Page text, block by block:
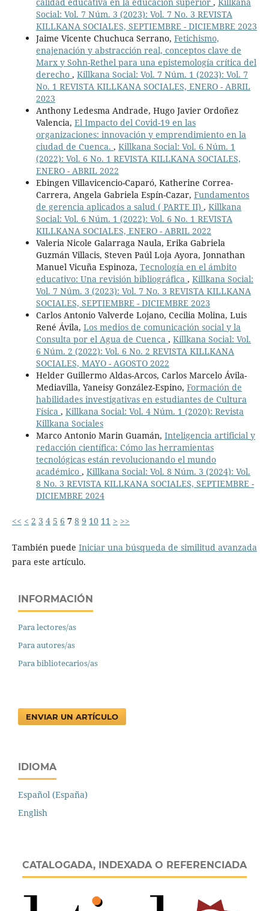
Social: Vol. 7 Núm. 3 (2023): Vol. 7 No. 3 REVISTA
KILLKANA SOCIALES, SEPTIEMBRE - DICIEMBRE 2023
Jaime Vicente Chuchuca Serrano, Fetichismo,
enajenación y abstracción real, conceptos clave de
Marx y Sohn-Rethel para una epistemología crítica del
derecho , Killkana Social: Vol. 7 Núm. 1 (2023): Vol. 7
No. 1 REVISTA KILLKANA SOCIALES, ENERO - ABRIL
2023
Anthony Ledesma Andrade, Hugo Javier Ordoñez
Valencia, El Impacto del Covid-19 en las
organizaciones: innovación y emprendimiento en la
ciudad de Cuenca. , Killkana Social: Vol. 6 Núm. 1
(2022): Vol. 6 No. 1 REVISTA KILLKANA SOCIALES,
ENERO - ABRIL 2022
Ebingen Villavicencio-Caparó, Katherine Correa-
Carrera, Angela Gabriela Espín-Cazar, Fundamentos
de gerencia aplicados a salud ( PARTE II) , Killkana
Social: Vol. 6 Núm. 1 (2022): Vol. 6 No. 1 REVISTA
KILLKANA SOCIALES, ENERO - ABRIL 2022
Valeria Nicole Galarraga Naula, Erika Gabriela
Guzmán Villacis, Steven Paúl Loja Ayora, Jonnathan
Manuel Vicuña Espinoza, Tecnología en el ámbito
educativo: Una revisión bibliográfica , Killkana Social:
Vol. 7 Núm. 3 (2023): Vol. 7 No. 3 REVISTA KILLKANA
SOCIALES, SEPTIEMBRE - DICIEMBRE 2023
Carlos Antonio Valverde Lojano, Cecilia Molina, Luis
René Ávila, Los medios de comunicación social y la
Consulta por el Agua de Cuenca , Killkana Social: Vol.
6 Núm. 2 (2022): Vol. 6 No. 2 REVISTA KILLKANA
SOCIALES, MAYO - AGOSTO 2022
Helder Guillermo Aldas-Arcos, Carlos Marcelo Ávila-
Mediavilla, Yaneisy González-Espino, Formación de
habilidades investigativas en estudiantes de Cultura
Física , Killkana Social: Vol. 4 Núm. 1 (2020): Revista
Killkana Sociales
Marco Antonio Marin Guamán, Inteligencia artificial y
redacción científica: Cómo las herramientas
tecnológicas están revolucionando el mundo
académico , Killkana Social: Vol. 8 Núm. 3 (2024): Vol.
8 No. 3 REVISTA KILLKANA SOCIALES, SEPTIEMBRE -
DICIEMBRE 2024
<< < 2 3 4 5 6 7 8 9 10 11 > >>
También puede Iniciar una búsqueda de similitud avanzada
para este artículo.
INFORMACIÓN
Para lectores/as
Para autores/as
Para bibliotecarios/as
ENVIAR UN ARTÍCULO
IDIOMA
Español (España)
English
CATALOGADA, INDEXADA O REFERENCIADA